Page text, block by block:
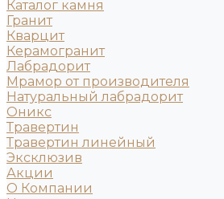
Каталог камня
Гранит
Кварцит
Керамогранит
Лабрадорит
Мрамор от производителя
Натуральный лабрадорит
Оникс
Травертин
Травертин линейный
Эксклюзив
Акции
О Компании